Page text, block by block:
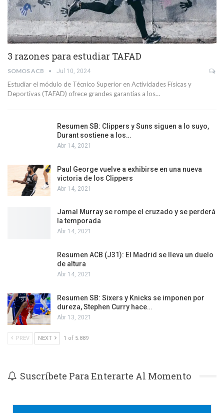
3 razones para estudiar TAFAD
SOMOS ACB Jul 10, 2024
Estudiar el módulo de Técnico Superior en Actividades Físicas y
Deportivas (TAFAD) ofrece grandes garantías a los…
Resumen SB: Clippers y Suns siguen a lo suyo,
Durant sostiene a los…
Abr 14, 2021
Paul George vuelve a exhibirse en una nueva
victoria de los Clippers
Abr 14, 2021
Jamal Murray se rompe el cruzado y se perderá
la temporada
Abr 14, 2021
Resumen ACB (J31): El Madrid se lleva un duelo
de altura
Abr 14, 2021
Resumen SB: Sixers y Knicks se imponen por
dureza, Stephen Curry hace…
Abr 13, 2021
PREV NEXT 1 of 5.889
Suscríbete Para Enterarte Al Momento